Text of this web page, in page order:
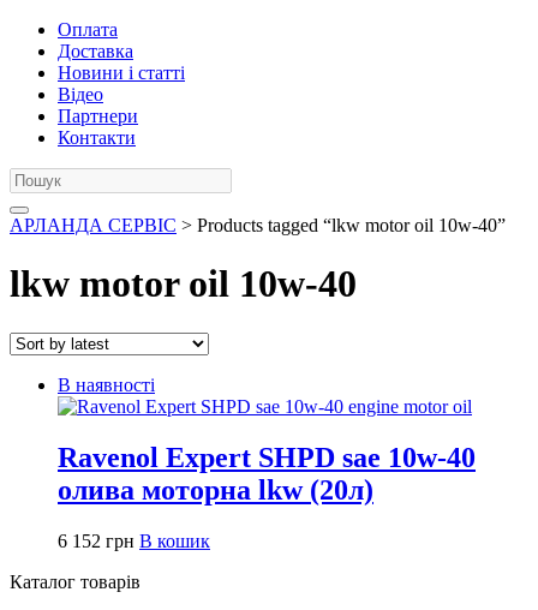
Оплата
Доставка
Новини і статті
Відео
Партнери
Контакти
АРЛАНДА СЕРВІС > Products tagged “lkw motor oil 10w-40”
lkw motor oil 10w-40
В наявності
Ravenol Expert SHPD sae 10w-40
олива моторна lkw (20л)
6 152 грн В кошик
Каталог товарів